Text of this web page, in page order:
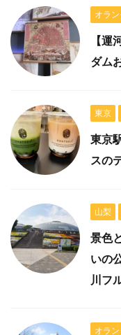
オラ
【
ダム
東京
東京
スの
山梨
景色
いの
川フ
オラ